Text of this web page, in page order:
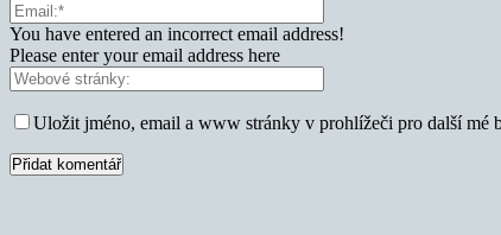
You have entered an incorrect email address!
Please enter your email address here
Uložit jméno, email a www stránky v prohlížeči pro další mé